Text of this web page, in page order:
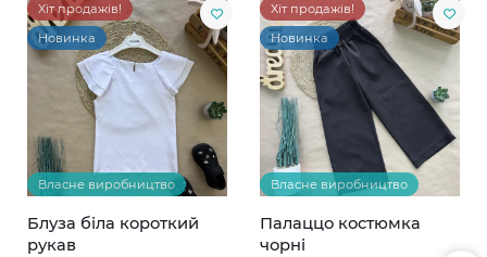
Хіт продажів!
Новинка
Власне виробництво
Блуза біла короткий
рукав
Хіт продажів!
Новинка
Власне виробництво
Палаццо костюмка
чорні